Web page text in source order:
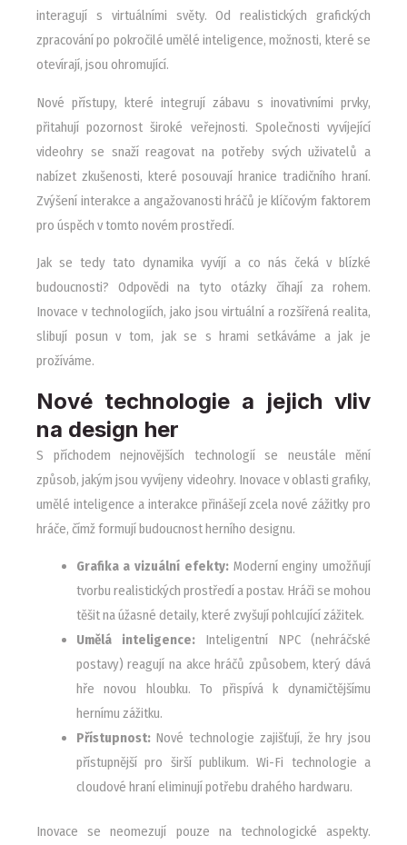
interagují s virtuálními světy. Od realistických grafických
zpracování po pokročilé umělé inteligence, možnosti, které se
otevírají, jsou ohromující.
Nové přístupy, které integrují zábavu s inovativními prvky,
přitahují pozornost široké veřejnosti. Společnosti vyvíjející
videohry se snaží reagovat na potřeby svých uživatelů a
nabízet zkušenosti, které posouvají hranice tradičního hraní.
Zvýšení interakce a angažovanosti hráčů je klíčovým faktorem
pro úspěch v tomto novém prostředí.
Jak se tedy tato dynamika vyvíjí a co nás čeká v blízké
budoucnosti? Odpovědi na tyto otázky číhají za rohem.
Inovace v technologiích, jako jsou virtuální a rozšířená realita,
slibují posun v tom, jak se s hrami setkáváme a jak je
prožíváme.
Nové technologie a jejich vliv
na design her
S příchodem nejnovějších technologií se neustále mění
způsob, jakým jsou vyvíjeny videohry. Inovace v oblasti grafiky,
umělé inteligence a interakce přinášejí zcela nové zážitky pro
hráče, čímž formují budoucnost herního designu.
Grafika a vizuální efekty:Moderní enginy umožňují
tvorbu realistických prostředí a postav. Hráči se mohou
těšit na úžasné detaily, které zvyšují pohlcující zážitek.
Umělá inteligence:Inteligentní NPC (nehráčské
postavy) reagují na akce hráčů způsobem, který dává
hře novou hloubku. To přispívá k dynamičtějšímu
hernímu zážitku.
Přístupnost:Nové technologie zajišťují, že hry jsou
přístupnější pro širší publikum. Wi-Fi technologie a
cloudové hraní eliminují potřebu drahého hardwaru.
Inovace se neomezují pouze na technologické aspekty.